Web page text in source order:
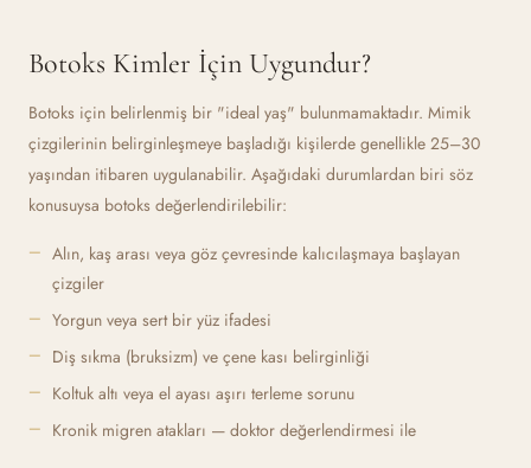
Botoks Kimler İçin Uygundur?
Botoks için belirlenmiş bir "ideal yaş" bulunmamaktadır. Mimik
çizgilerinin belirginleşmeye başladığı kişilerde genellikle 25–30
yaşından itibaren uygulanabilir. Aşağıdaki durumlardan biri söz
konusuysa botoks değerlendirilebilir:
Alın, kaş arası veya göz çevresinde kalıcılaşmaya başlayan
çizgiler
Yorgun veya sert bir yüz ifadesi
Diş sıkma (bruksizm) ve çene kası belirginliği
Koltuk altı veya el ayası aşırı terleme sorunu
Kronik migren atakları — doktor değerlendirmesi ile